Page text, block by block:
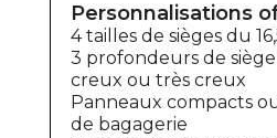
Personnalisations
4 tailles de sièges du
3 profondeurs de
creux ou très creux
Panneaux compacts
de bagagerie